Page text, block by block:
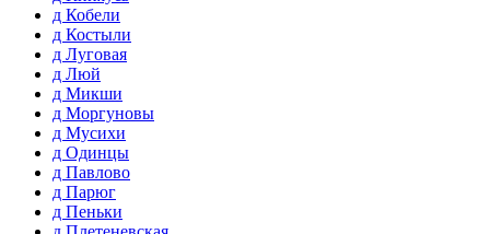
д Кобели
д Костыли
д Луговая
д Люй
д Микши
д Моргуновы
д Мусихи
д Одинцы
д Павлово
д Парюг
д Пеньки